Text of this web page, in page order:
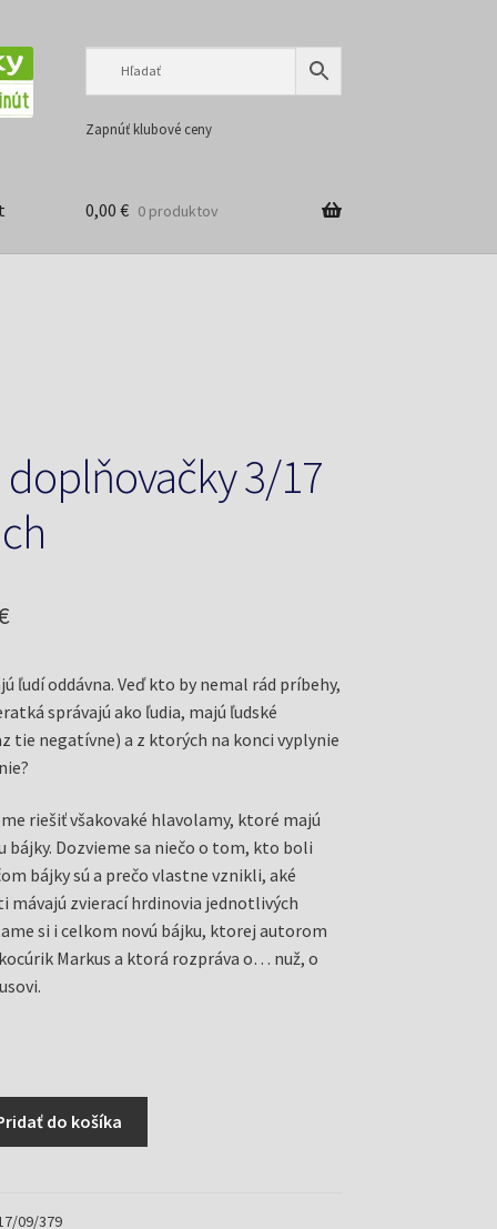
Zapnúť klubové ceny
0,00 € 0 produktov
doplňovačky 3/17
Aktuálna
je:
0,73 €.
ľudí oddávna. Veď kto by nemal rád príbehy,
správajú ako ľudia, majú ľudské
tie negatívne) a z ktorých na konci vyplynie
riešiť všakovaké hlavolamy, ktoré majú
bájky. Dozvieme sa niečo o tom, kto boli
bájky sú a prečo vlastne vznikli, aké
mávajú zvierací hrdinovia jednotlivých
si i celkom novú bájku, ktorej autorom
Markus a ktorá rozpráva o… nuž, o
do košíka
09/379